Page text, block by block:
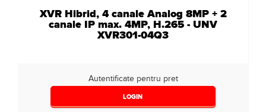
XVR Hibrid, 4 canale Analog 8MP + 2
canale IP max. 4MP, H.265 - UNV
XVR301-04Q3
Autentificate pentru pret
LOGIN